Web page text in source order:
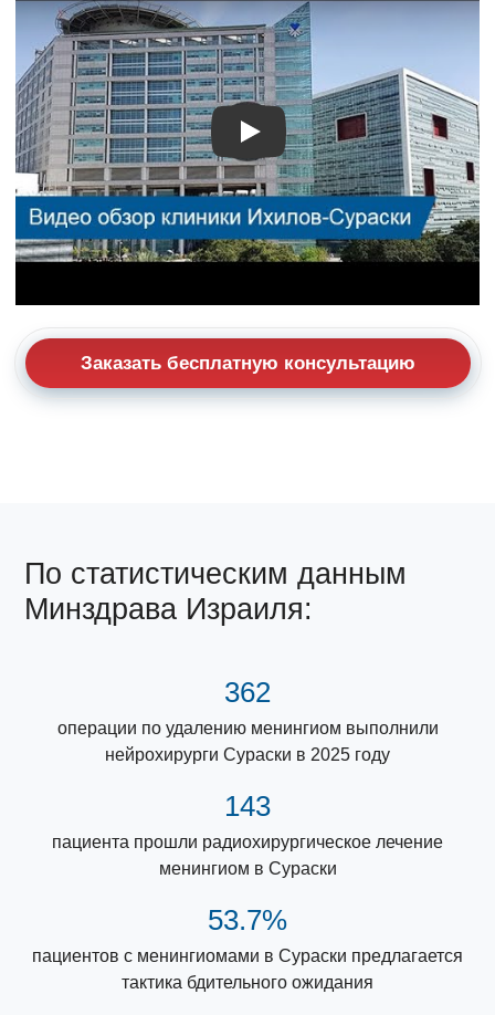
Видео о лечении
Заказать бесплатную консультацию
По статистическим данным
Минздрава Израиля:
362
операции по удалению менингиом выполнили
нейрохирурги Сураски в 2025 году
143
пациента прошли радиохирургическое лечение
менингиом в Сураски
53.7%
пациентов с менингиомами в Сураски предлагается
тактика бдительного ожидания